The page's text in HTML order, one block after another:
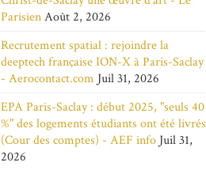
ParisienAoût 2, 2026
Recrutement spatial : rejoindre la
deeptech française ION-X à Paris-Saclay
- Aerocontact.com Juil 31, 2026
EPA Paris-Saclay : début 2025, "seuls 40
%" des logements étudiants ont été livrés
(Cour des comptes) - AEF info Juil 31,
2026